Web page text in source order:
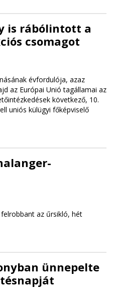
is rábólintott a
csomagot
évfordulója, azaz
az Európai Unió tagállamai az
következő, 10.
uniós külügyi főképviselő
az űrsikló, hét
ünnepelte